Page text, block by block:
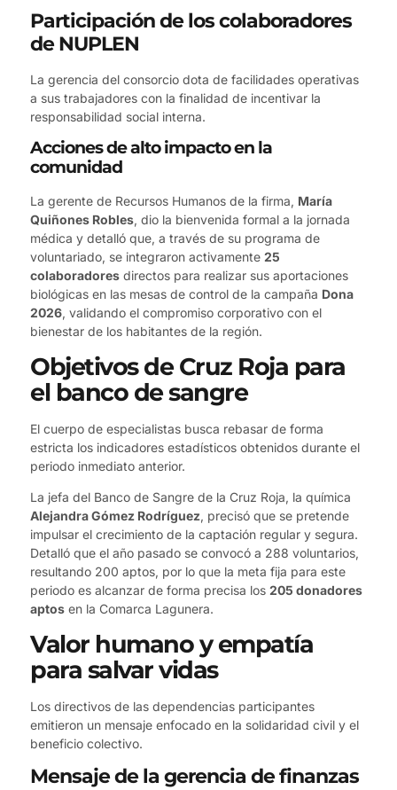
Participación de los colaboradores
de NUPLEN
La gerencia del consorcio dota de facilidades operativas
a sus trabajadores con la finalidad de incentivar la
responsabilidad social interna.
Acciones de alto impacto en la
comunidad
La gerente de Recursos Humanos de la firma, María
Quiñones Robles, dio la bienvenida formal a la jornada
médica y detalló que, a través de su programa de
voluntariado, se integraron activamente 25
colaboradores directos para realizar sus aportaciones
biológicas en las mesas de control de la campaña Dona
2026, validando el compromiso corporativo con el
bienestar de los habitantes de la región.
Objetivos de Cruz Roja para
el banco de sangre
El cuerpo de especialistas busca rebasar de forma
estricta los indicadores estadísticos obtenidos durante el
periodo inmediato anterior.
La jefa del Banco de Sangre de la Cruz Roja, la química
Alejandra Gómez Rodríguez, precisó que se pretende
impulsar el crecimiento de la captación regular y segura.
Detalló que el año pasado se convocó a 288 voluntarios,
resultando 200 aptos, por lo que la meta fija para este
periodo es alcanzar de forma precisa los 205 donadores
aptos en la Comarca Lagunera.
Valor humano y empatía
para salvar vidas
Los directivos de las dependencias participantes
emitieron un mensaje enfocado en la solidaridad civil y el
beneficio colectivo.
Mensaje de la gerencia de finanzas